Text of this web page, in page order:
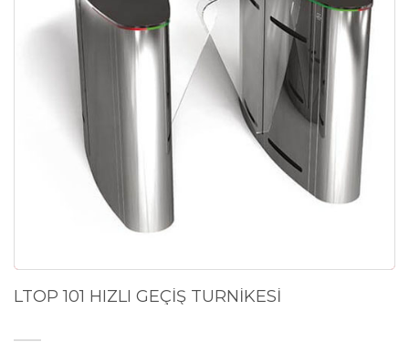
LTOP 101 HIZLI GEÇİŞ TURNİKESİ